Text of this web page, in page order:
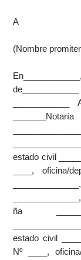
A
(Nombre
estado civil
____, oficina/
ña
estado civil
Nº ____,